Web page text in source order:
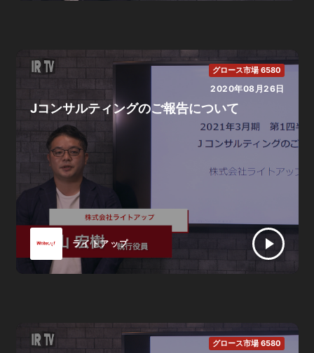
グロース市場 6580
2020年08月26日
ライトアップ
Jコンサルティングのご報告について
グロース市場 6580